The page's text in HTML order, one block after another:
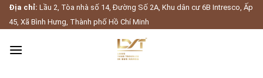
Skip
to
Địa chỉ: Lầu 2, Tòa nhà số 14, Đường Số 2A, Khu dân cư 6B Intresco, Ấp
45, Xã Bình Hưng, Thành phố Hồ Chí Minh